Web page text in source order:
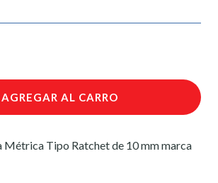
AGREGAR AL CARRO
Métrica Tipo Ratchet de 10 mm marca